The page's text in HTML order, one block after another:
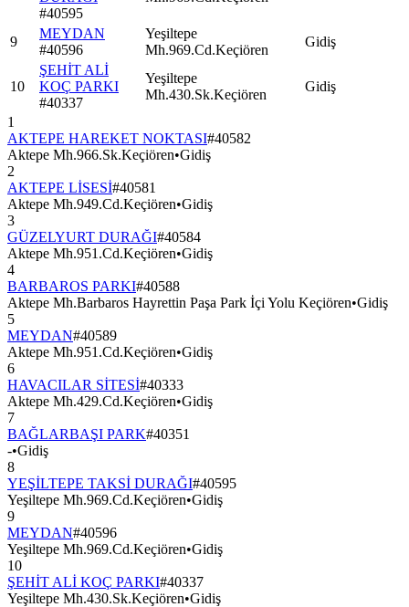
#40595
9
MEYDAN
#40596
Yeşiltepe
Mh.969.Cd.Keçiören
Gidiş
10
ŞEHİT ALİ
KOÇ PARKI
#40337
Yeşiltepe
Mh.430.Sk.Keçiören
Gidiş
1
AKTEPE HAREKET NOKTASI#40582
Aktepe Mh.966.Sk.Keçiören•Gidiş
2
AKTEPE LİSESİ#40581
Aktepe Mh.949.Cd.Keçiören•Gidiş
3
GÜZELYURT DURAĞI#40584
Aktepe Mh.951.Cd.Keçiören•Gidiş
4
BARBAROS PARKI#40588
Aktepe Mh.Barbaros Hayrettin Paşa Park İçi Yolu Keçiören•Gidiş
5
MEYDAN#40589
Aktepe Mh.951.Cd.Keçiören•Gidiş
6
HAVACILAR SİTESİ#40333
Aktepe Mh.429.Cd.Keçiören•Gidiş
7
BAĞLARBAŞI PARK#40351
-•Gidiş
8
YEŞİLTEPE TAKSİ DURAĞI#40595
Yeşiltepe Mh.969.Cd.Keçiören•Gidiş
9
MEYDAN#40596
Yeşiltepe Mh.969.Cd.Keçiören•Gidiş
10
ŞEHİT ALİ KOÇ PARKI#40337
Yeşiltepe Mh.430.Sk.Keçiören•Gidiş